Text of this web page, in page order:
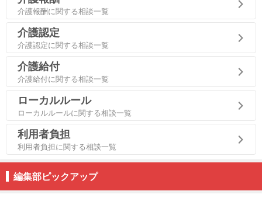
介護報酬に関する相談一覧
介護認定
介護認定に関する相談一覧
介護給付
介護給付に関する相談一覧
ローカルルール
ローカルルールに関する相談一覧
利用者負担
利用者負担に関する相談一覧
編集部ピックアップ